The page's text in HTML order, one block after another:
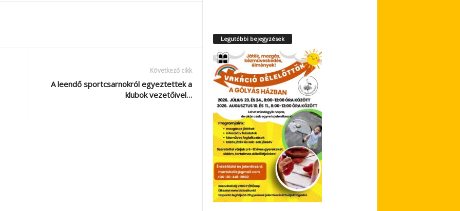
Következő cikk
A leendő sportcsarnokról egyeztettek a
klubok vezetőivel…
Legutóbbi bejegyzések